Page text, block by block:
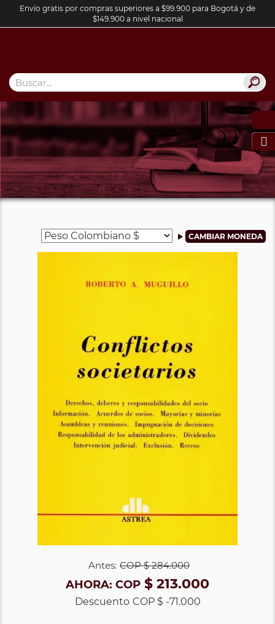
Envío gratis por compras superiores a $99.900 para Bogotá y de
$149.900 a nivel nacional

Antes: COP$ 284.000
AHORA: COP $ 213.000
Descuento COP $ -71.000